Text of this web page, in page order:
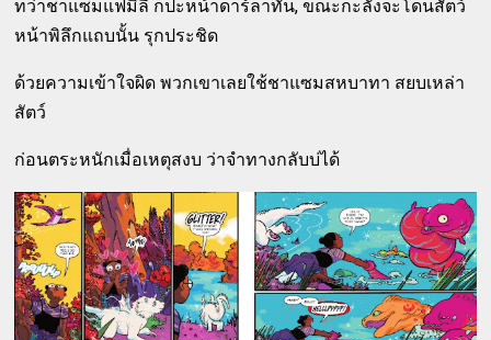
ทว่าชาแซมแฟมิลี่ ก็ปะหน้าดาร์ลาทัน, ขณะกะลังจะโดนสัตว์
หน้าพิลึกแถบนั้น รุกประชิด
ด้วยความเข้าใจผิด พวกเขาเลยใช้ชาแซมสหบาทา สยบเหล่า
สัตว์
ก่อนตระหนักเมื่อเหตุสงบ ว่าจำทางกลับบ่ได้